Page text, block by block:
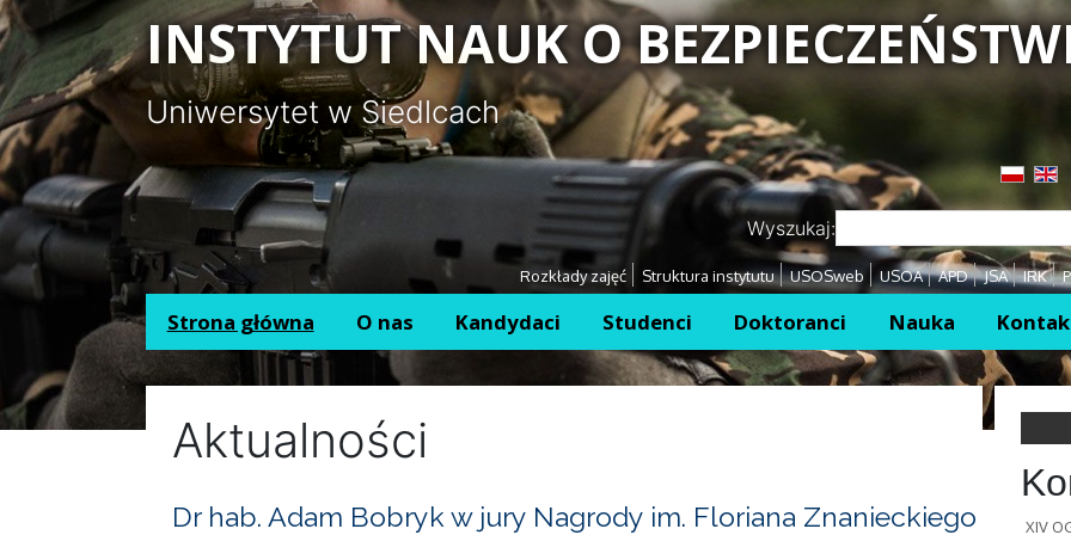
Panel zarządzania plikami cookies
INSTYTUT NAUK O
Uniwersytet w Siedlcach
Przejdź
Przejdź
Wyszukaj:
Rozkłady zajęć Struktura instytutu USOSweb USOA APD JSA IRK
Strona główna O nas Kandydaci Studenci Doktoranci Nauka
Aktualności
Dr hab. Adam Bobryk w jury Nagrody im. Floriana Znanieckiego XIV